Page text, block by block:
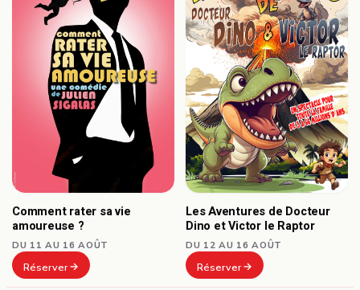
Comment rater sa vie
amoureuse ?
DU 11 AU 16 AOÛT
Réserver
Les Aventures de Docteur
Dino et Victor le Raptor
DU 12 AU 16 AOÛT
Réserver